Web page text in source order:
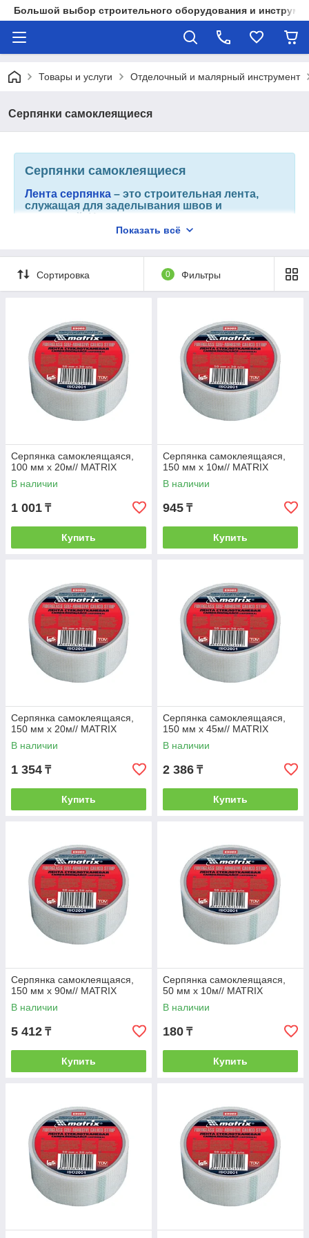
Большой выбор строительного оборудования и
Товары и услуги Отделочный и малярный инструмент
Серпянки самоклеящиеся
Серпянки самоклеящиеся
Лента серпянка – это строительная лента,
служащая для заделывания швов и
отверстий. Незаменимая вещь в строительно
- отделочных работах.
Показать всё
Сортировка 0 Фильтры
Серпянка самоклеящаяся,
100 мм х 20м// MATRIX
В наличии
1 001 ₸
Купить
Серпянка самоклеящаяся,
150 мм х 10м// MATRIX
В наличии
945 ₸
Купить
Серпянка самоклеящаяся,
150 мм х 20м// MATRIX
В наличии
1 354 ₸
Купить
Серпянка самоклеящаяся,
150 мм х 45м// MATRIX
В наличии
2 386 ₸
Купить
Серпянка самоклеящаяся,
150 мм х 90м// MATRIX
В наличии
5 412 ₸
Купить
Серпянка самоклеящаяся,
50 мм х 10м// MATRIX
В наличии
180 ₸
Купить